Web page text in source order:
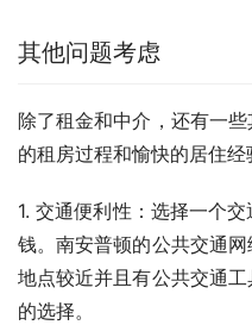
其他问题考虑
除了租金和中介，还有一
的租房过程和愉快的居住经
1. 交通便利性：选择一个
钱。南安普顿的公共交通
地点较近并且有公共交通
的选择。